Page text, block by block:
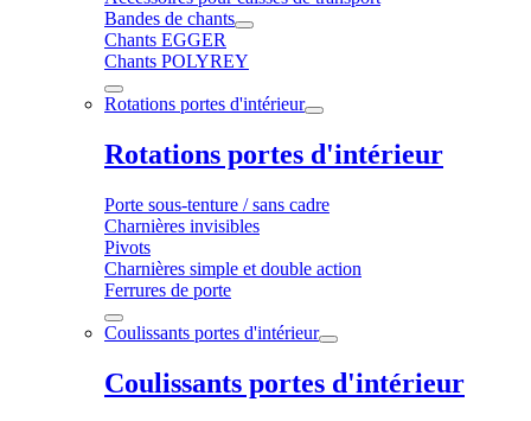
Bandes de chants
Chants EGGER
Chants POLYREY
Rotations portes d'intérieur
Rotations portes d'intérieur
Porte sous-tenture / sans cadre
Charnières invisibles
Pivots
Charnières simple et double action
Ferrures de porte
Coulissants portes d'intérieur
Coulissants portes d'intérieur